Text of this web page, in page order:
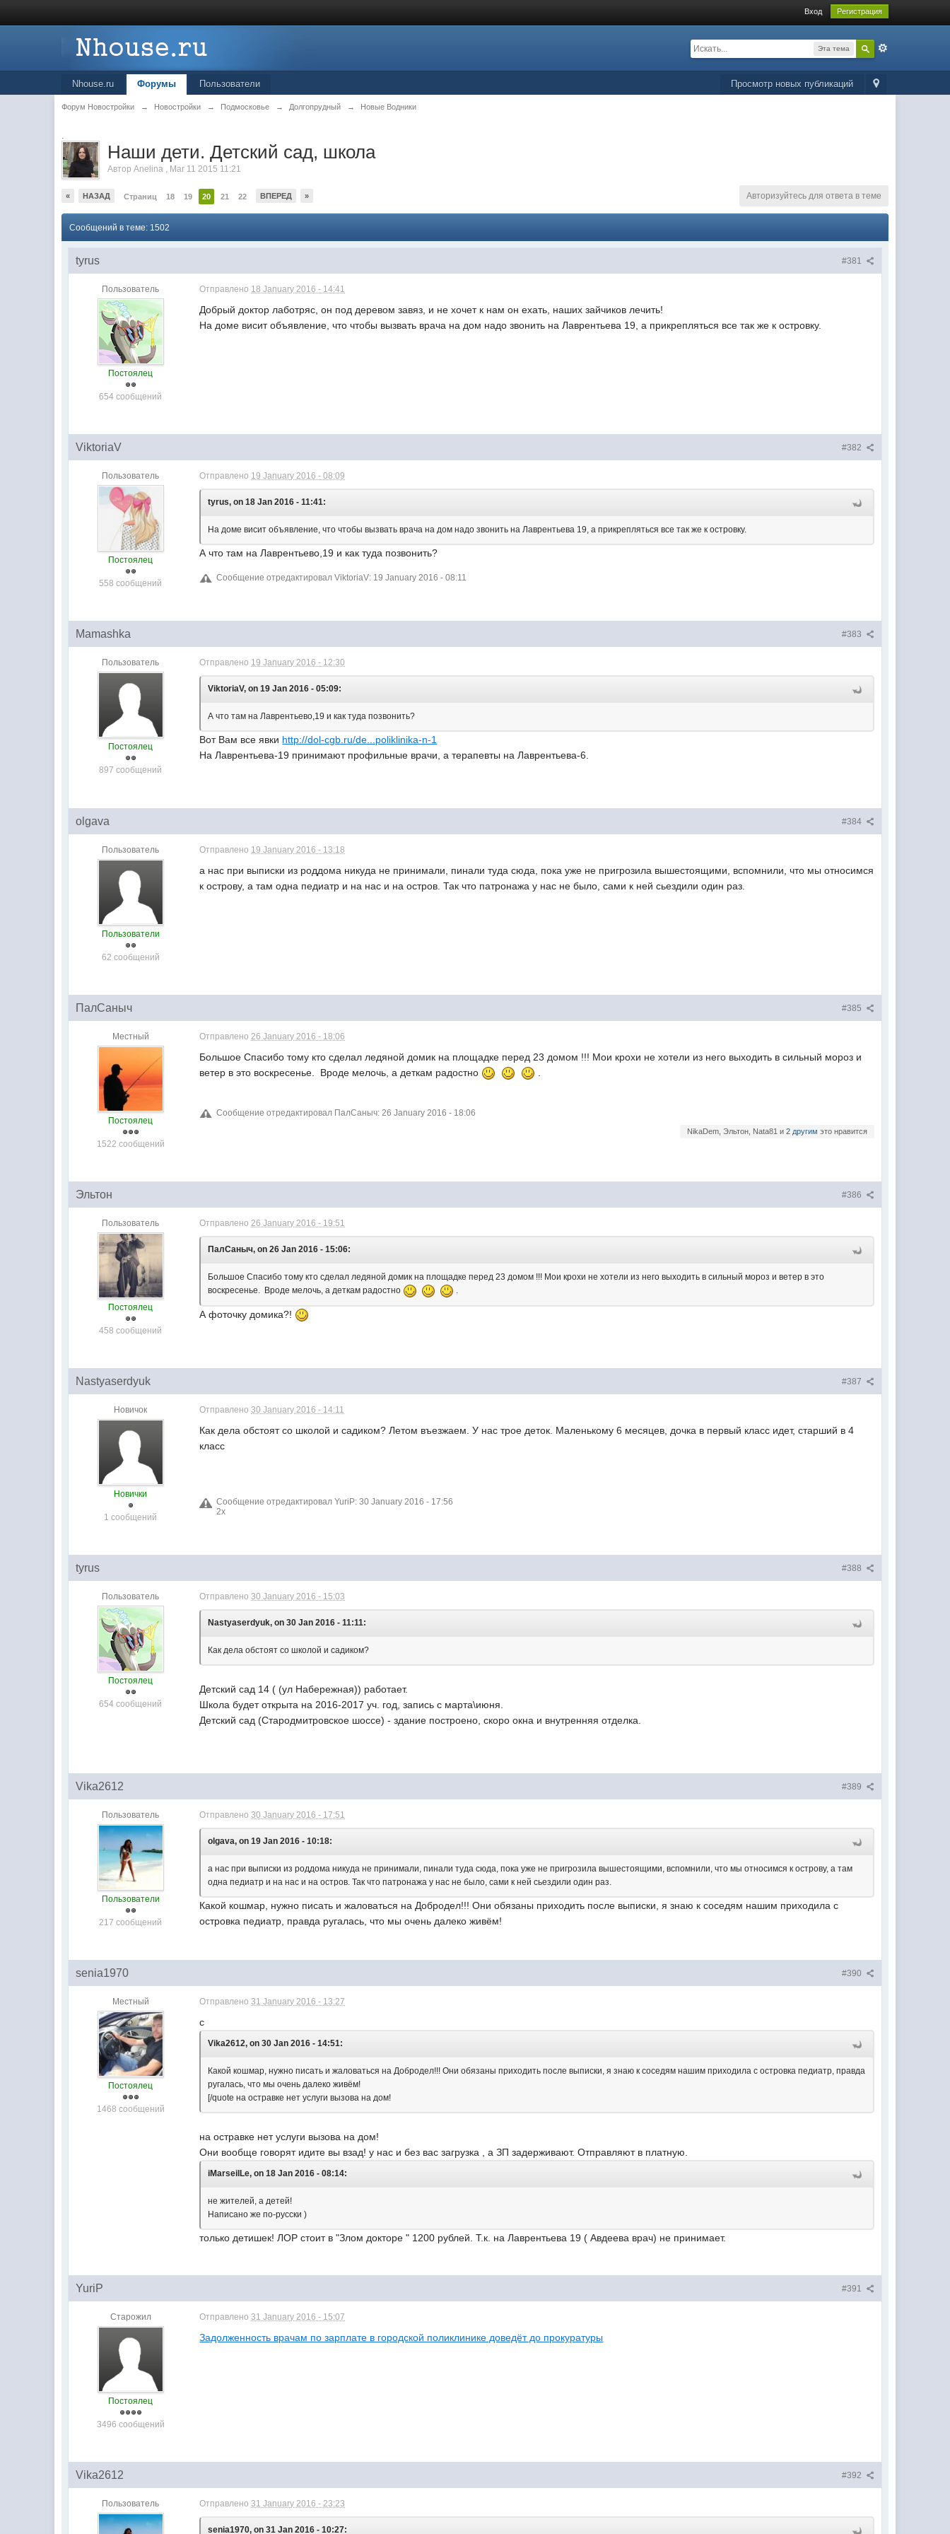
Вход Регистрация
Эта тема
Просмотр новых публикаций
Nhouse.ru Форумы Пользователи
Форум Новостройки → Новостройки → Подмосковье → Долгопрудный → Новые Водники
.
Наши дети. Детский сад, школа
АвторAnelina , Mar 11 2015 11:21
« НАЗАД Страниц 18 19 20 21 22 ВПЕРЕД » Авторизуйтесь для ответа в теме
Сообщений в теме: 1502
#381
tyrus
Пользователь
Постоялец
654 сообщений
Отправлено 18 January 2016 - 14:41
Добрый доктор лаботряс, он под деревом завяз, и не хочет к нам он ехать, наших зайчиков лечить!
На доме висит объявление, что чтобы вызвать врача на дом надо звонить на Лаврентьева 19, а прикрепляться все так же к островку.
#382
ViktoriaV
Пользователь
Постоялец
558 сообщений
Отправлено 19 January 2016 - 08:09
tyrus, on 18 Jan 2016 - 11:41:
На доме висит объявление, что чтобы вызвать врача на дом надо звонить на Лаврентьева 19, а прикрепляться все так же к островку.
А что там на Лаврентьево,19 и как туда позвонить?
Сообщение отредактировал ViktoriaV: 19 January 2016 - 08:11
#383
Mamashka
Пользователь
Постоялец
897 сообщений
Отправлено 19 January 2016 - 12:30
ViktoriaV, on 19 Jan 2016 - 05:09:
А что там на Лаврентьево,19 и как туда позвонить?
Вот Вам все явки http://dol-cgb.ru/de...poliklinika-n-1
На Лаврентьева-19 принимают профильные врачи, а терапевты на Лаврентьева-6.
#384
olgava
Пользователь
Пользователи
62 сообщений
Отправлено 19 January 2016 - 13:18
а нас при выписки из роддома никуда не принимали, пинали туда сюда, пока уже не пригрозила вышестоящими, вспомнили, что мы относимся
к острову, а там одна педиатр и на нас и на остров. Так что патронажа у нас не было, сами к ней сьездили один раз.
#385
ПалСаныч
Местный
Постоялец
1522 сообщений
Отправлено26 January 2016 - 18:06
Большое Cпасибо тому кто сделал ледяной домик на площадке перед 23 домом !!! Мои крохи не хотели из него выходить в сильный мороз и
ветер в это воскресенье. Вроде мелочь, а деткам радостно
Сообщение отредактировал ПалСаныч: 26 January 2016 - 18:06
NikaDem, Эльтон, Nata81 и 2 другим это нравится
#386
Эльтон
Пользователь
Постоялец
458 сообщений
Отправлено26 January 2016 - 19:51
ПалСаныч, on 26 Jan 2016 - 15:06:
Большое Cпасибо тому кто сделал ледяной домик на площадке перед 23 домом !!! Мои крохи не хотели из него выходить в сильный мороз и ветер в это
воскресенье. Вроде мелочь, а деткам радостно
.
А фоточку домика?!
#387
Nastyaserdyuk
Новичок
Новички
1 сообщений
Отправлено30 January 2016 - 14:11
Как дела обстоят со школой и садиком? Летом въезжаем. У нас трое деток. Маленькому 6 месяцев, дочка в первый класс идет, старший в 4
класс
Сообщение отредактировал YuriP: 30 January 2016 - 17:56
2х
#388
tyrus
Пользователь
Постоялец
654 сообщений
Отправлено30 January 2016 - 15:03
Nastyaserdyuk, on 30 Jan 2016 - 11:11:
Как дела обстоят со школой и садиком?
Детский сад 14 ( (ул Набережная)) работает.
Школа будет открыта на 2016-2017 уч. год, запись с марта\июня.
Детский сад (Стародмитровское шоссе) - здание построено, скоро окна и внутренняя отделка.
#389
Vika2612
Пользователь
Пользователи
217 сообщений
Отправлено30 January 2016 - 17:51
olgava, on 19 Jan 2016 - 10:18:
а нас при выписки из роддома никуда не принимали, пинали туда сюда, пока уже не пригрозила вышестоящими, вспомнили, что мы относимся к острову, а там
одна педиатр и на нас и на остров. Так что патронажа у нас не было, сами к ней сьездили один раз.
Какой кошмар, нужно писать и жаловаться на Добродел!!! Они обязаны приходить после выписки, я знаю к соседям нашим приходила с
островка педиатр, правда ругалась, что мы очень далеко живём!
#390
senia1970
Местный
Постоялец
1468 сообщений
Отправлено31 January 2016 - 13:27
с
Vika2612, on 30 Jan 2016 - 14:51:
Какой кошмар, нужно писать и жаловаться на Добродел!!! Они обязаны приходить после выписки, я знаю к соседям нашим приходила с островка педиатр, правда
ругалась, что мы очень далеко живём!
[/quote на остравке нет услуги вызова на дом!
на остравке нет услуги вызова на дом!
Они вообще говорят идите вы взад! у нас и без вас загрузка , а ЗП задерживают. Отправляют в платную.
iMarseilLe, on 18 Jan 2016 - 08:14:
не жителей, а детей!
Написано же по-русски )
только детишек! ЛОР стоит в "Злом докторе " 1200 рублей. Т.к. на Лаврентьева 19 ( Авдеева врач) не принимает.
#391
YuriP
Старожил
Постоялец
3496 сообщений
Отправлено31 January 2016 - 15:07
Задолженность врачам по зарплате в городской поликлинике доведёт до прокуратуры
#392
Vika2612
Пользователь Отправлено31 January 2016 - 23:23
senia1970, on 31 Jan 2016 - 10:27: